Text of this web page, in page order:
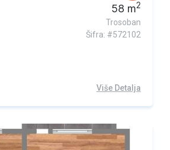
58 m2
Trosoban
Šifra: #572102
Više Detalja